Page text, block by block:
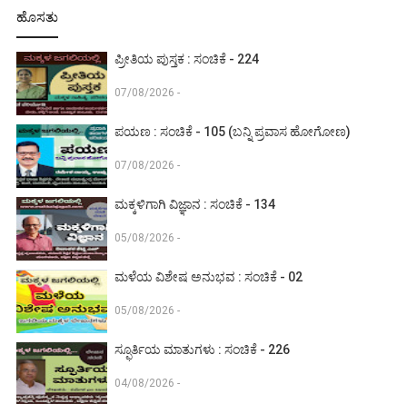
ಹೊಸತು
ಪ್ರೀತಿಯ ಪುಸ್ತಕ : ಸಂಚಿಕೆ - 224
07/08/2026 -
ಪಯಣ : ಸಂಚಿಕೆ - 105 (ಬನ್ನಿ ಪ್ರವಾಸ ಹೋಗೋಣ)
07/08/2026 -
ಮಕ್ಕಳಿಗಾಗಿ ವಿಜ್ಞಾನ : ಸಂಚಿಕೆ - 134
05/08/2026 -
ಮಳೆಯ ವಿಶೇಷ ಅನುಭವ : ಸಂಚಿಕೆ - 02
05/08/2026 -
ಸ್ಫೂರ್ತಿಯ ಮಾತುಗಳು : ಸಂಚಿಕೆ - 226
04/08/2026 -